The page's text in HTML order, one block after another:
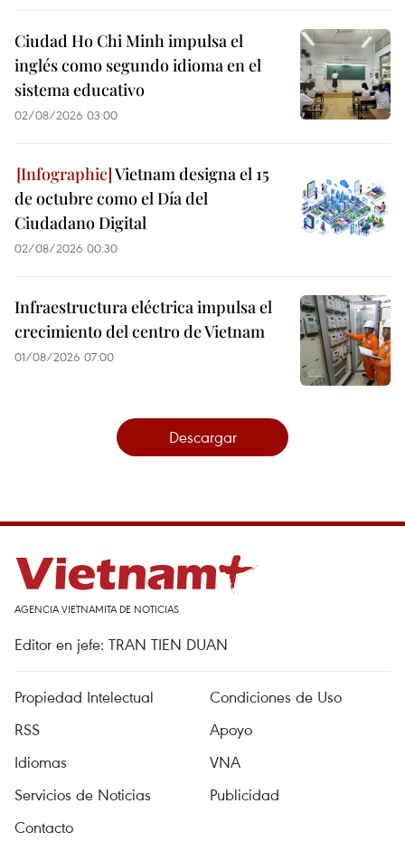
Ciudad Ho Chi Minh impulsa el
inglés como segundo idioma en el
sistema educativo
02/08/2026 03:00
Vietnam designa el 15
de octubre como el Día del
Ciudadano Digital
02/08/2026 00:30
Infraestructura eléctrica impulsa el
crecimiento del centro de Vietnam
01/08/2026 07:00
Descargar
AGENCIA VIETNAMITA DE NOTICIAS
Editor en jefe: TRAN TIEN DUAN
Propiedad Intelectual
Condiciones de Uso
RSS
Apoyo
Idiomas
VNA
Servicios de Noticias
Publicidad
Contacto